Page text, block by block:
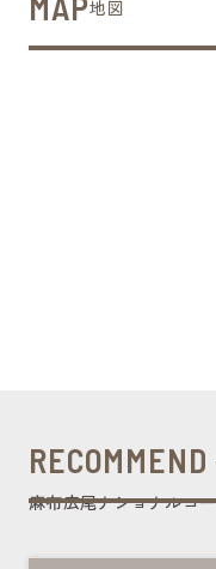
地図
麻布広尾ナショナルコ